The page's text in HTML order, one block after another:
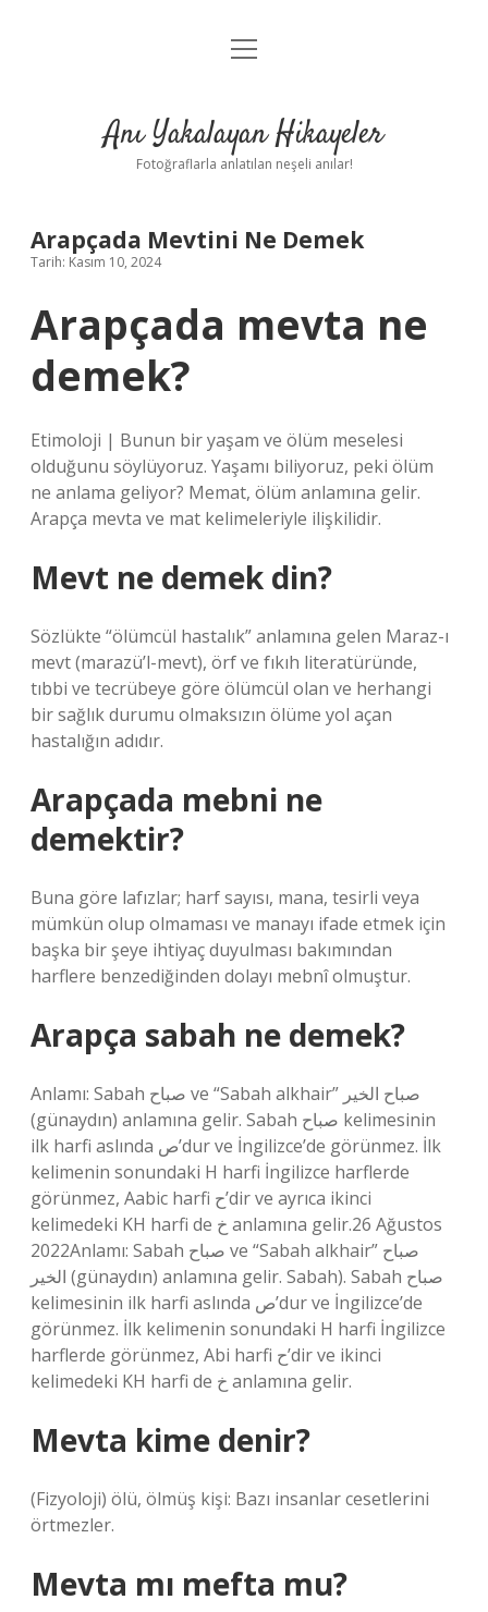
Anasayfa
Yasal Uyarı
menüyü
Anı Yakalayan Hikayeler
Fotoğraflarla anlatılan neşeli anılar!
Arapçada Mevtini Ne Demek
Tarih: Kasım 10, 2024
Arapçada mevta ne
demek?
Etimoloji | Bunun bir yaşam ve ölüm meselesi
olduğunu söylüyoruz. Yaşamı biliyoruz, peki ölüm
ne anlama geliyor? Memat, ölüm anlamına gelir.
Arapça mevta ve mat kelimeleriyle ilişkilidir.
Mevt ne demek din?
Sözlükte “ölümcül hastalık” anlamına gelen Maraz-ı
mevt (marazü’l-mevt), örf ve fıkıh literatüründe,
tıbbi ve tecrübeye göre ölümcül olan ve herhangi
bir sağlık durumu olmaksızın ölüme yol açan
hastalığın adıdır.
Arapçada mebni ne
demektir?
Buna göre lafızlar; harf sayısı, mana, tesirli veya
mümkün olup olmaması ve manayı ifade etmek için
başka bir şeye ihtiyaç duyulması bakımından
harflere benzediğinden dolayı mebnî olmuştur.
Arapça sabah ne demek?
Anlamı: Sabah صباح ve “Sabah alkhair” صباح الخير
(günaydın) anlamına gelir. Sabah صباح kelimesinin
ilk harfi aslında ص’dur ve İngilizce’de görünmez. İlk
kelimenin sonundaki H harfi İngilizce harflerde
görünmez, Aabic harfi ح’dir ve ayrıca ikinci
kelimedeki KH harfi de خ anlamına gelir.26 Ağustos
2022Anlamı: Sabah صباح ve “Sabah alkhair” صباح
الخير (günaydın) anlamına gelir. Sabah). Sabah صباح
kelimesinin ilk harfi aslında ص’dur ve İngilizce’de
görünmez. İlk kelimenin sonundaki H harfi İngilizce
harflerde görünmez, Abi harfi ح’dir ve ikinci
kelimedeki KH harfi de خ anlamına gelir.
Mevta kime denir?
(Fizyoloji) ölü, ölmüş kişi: Bazı insanlar cesetlerini
örtmezler.
Mevta mı mefta mu?